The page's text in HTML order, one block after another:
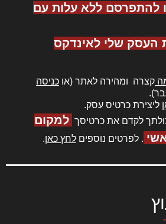
להתפרסם ללא עלות עם
העסק שלי לאינדקס
קצרה ומהירה לאתר (או כניסה
ליצירת כרטיס עסק.
לקדם את כרטיסך למקום
. לפרטים נוספים לחץ כאן.